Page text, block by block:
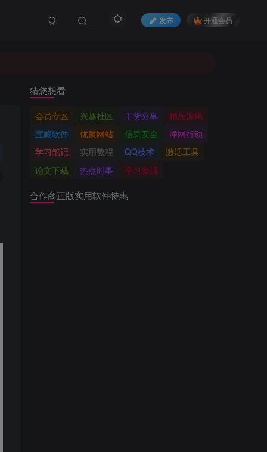
发布 开通会员
猜您想看
会员专区 兴趣社区 干货分享
精品源码
宝藏软件
优质网站 信息安全
净网行动
学习笔记
实用教程 QQ技术
激活工具
论文下载
热点时事 学习资源
合作商正版实用软件特惠